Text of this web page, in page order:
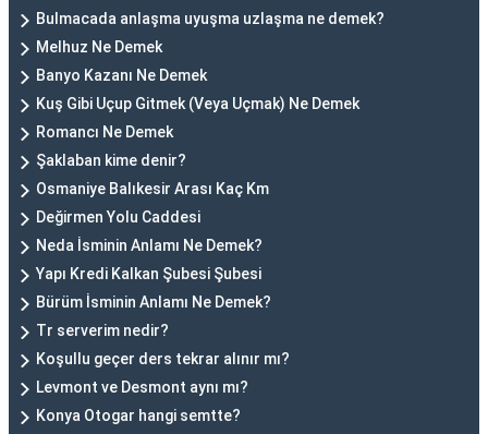
Bulmacada anlaşma uyuşma uzlaşma ne demek?
Melhuz Ne Demek
Banyo Kazanı Ne Demek
Kuş Gibi Uçup Gitmek (Veya Uçmak) Ne Demek
Romancı Ne Demek
Şaklaban kime denir?
Osmaniye Balıkesir Arası Kaç Km
Değirmen Yolu Caddesi
Neda İsminin Anlamı Ne Demek?
Yapı Kredi Kalkan Şubesi Şubesi
Bürüm İsminin Anlamı Ne Demek?
Tr serverim nedir?
Koşullu geçer ders tekrar alınır mı?
Levmont ve Desmont aynı mı?
Konya Otogar hangi semtte?